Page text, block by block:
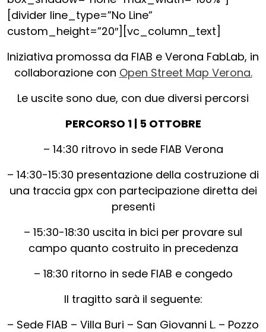
[divider line_type=”No Line”
custom_height=”20″][vc_column_text]
Iniziativa promossa da FIAB e Verona FabLab, in
collaborazione con Open Street Map Verona.
Le uscite sono due, con due diversi percorsi
PERCORSO 1 | 5 OTTOBRE
– 14:30 ritrovo in sede FIAB Verona
– 14:30-15:30 presentazione della costruzione di
una traccia gpx con partecipazione diretta dei
presenti
– 15:30-18:30 uscita in bici per provare sul
campo quanto costruito in precedenza
– 18:30 ritorno in sede FIAB e congedo
Il tragitto sarà il seguente:
– Sede FIAB – Villa Buri – San Giovanni L. – Pozzo